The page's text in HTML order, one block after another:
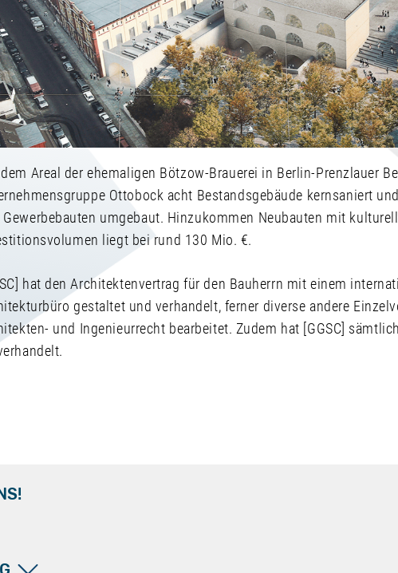
Areal der ehemaligen Bötzow-Brauerei in Berlin-Prenzlauer
Ottobock acht Bestandsgebäude kernsaniert
Gewerbebauten umgebaut. Hinzukommen Neubauten mit
liegt bei rund 130 Mio. €.
hat den Architektenvertrag für den Bauherrn mit einem
gestaltet und verhandelt, ferner diverse andere
und Ingenieurrecht bearbeitet. Zudem hat [GGSC]